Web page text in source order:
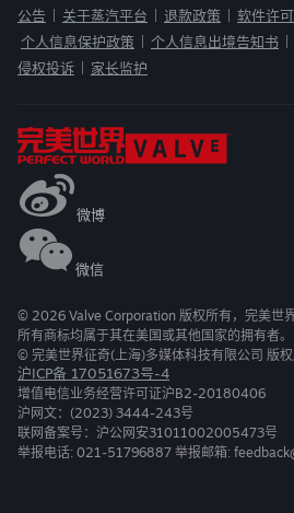
公告 关于蒸汽平台 退款政策 软件许
个人信息保护政策 个人信息出境告知书
侵权投诉 家长监护
微博
微信
© 2026 Valve Corporation 版权所有，完美世
所有商标均属于其在美国或其他国家的拥有者。
© 完美世界征奇(上海)多媒体科技有限公司 版权
沪ICP备 17051673号-4
增值电信业务经营许可证沪B2-20180406
沪网文：(2023) 3444-243号
联网备案号：沪公网安31011002005473号
举报电话: 021-51796887 举报邮箱: